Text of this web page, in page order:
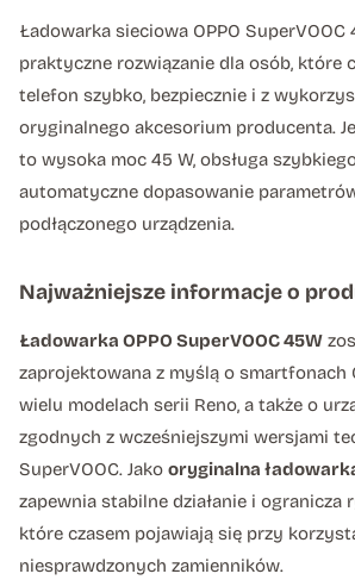
Ładowarka sieciowa OPPO SuperVOOC
praktyczne rozwiązanie dla osób, które
telefon szybko, bezpiecznie i z
oryginalnego akcesorium producenta.
to wysoka moc 45 W, obsługa
automatyczne dopasowanie
podłączonego urządzenia.
Najważniejsze informacje o
Ładowarka OPPO SuperVOOC 45W
zaprojektowana z myślą o smartfonach
wielu modelach serii Reno, a także o
zgodnych z wcześniejszymi wersjami
SuperVOOC. Jako oryginalna
zapewnia stabilne działanie i ogranicza
które czasem pojawiają się przy
niesprawdzonych zamienników.